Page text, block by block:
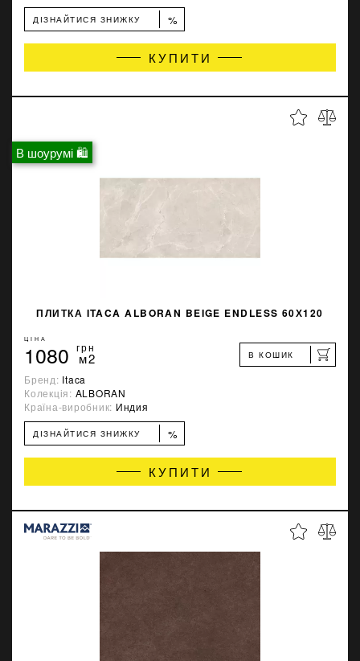
ДІЗНАЙТИСЯ ЗНИЖКУ %
КУПИТИ
В шоурумі 🛍
ПЛИТКА ITACA ALBORAN BEIGE ENDLESS 60Х120
ЦІНА
1080 грн
м2 В КОШИК
Бренд: Itaca
Колекція: ALBORAN
Країна-виробник: Индия
ДІЗНАЙТИСЯ ЗНИЖКУ %
КУПИТИ